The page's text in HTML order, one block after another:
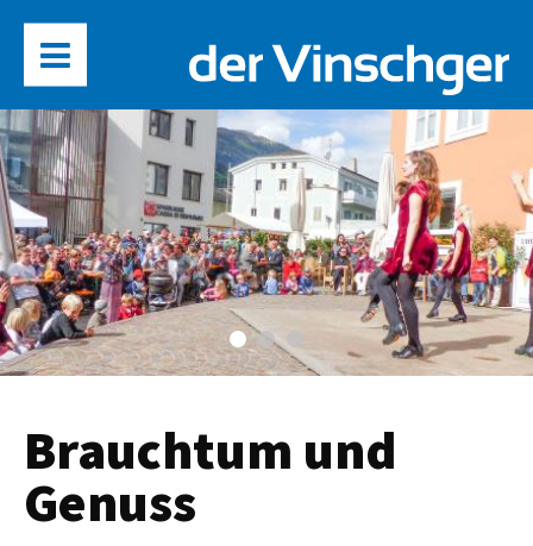
Brauchtum und
Genuss